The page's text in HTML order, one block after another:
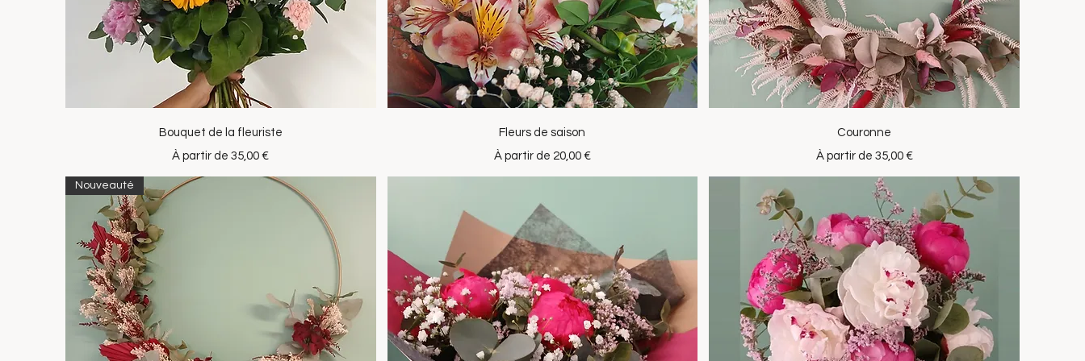
Aperçu rapide
Bouquet de la fleuriste
À partir de35,00 €
Prix promotionnel
Aperçu rapide
Fleurs de saison
À partir de 20,00 €
Prix promotionnel
Aperçu rapide
Couronne
À partir de 35,00 €
Prix promotionnel
Nouveauté